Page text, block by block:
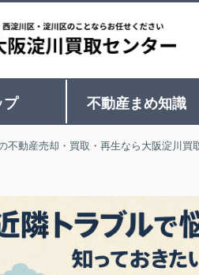
プ 不動産まめ知識
不動産売却・買取・再生なら大阪淀川買